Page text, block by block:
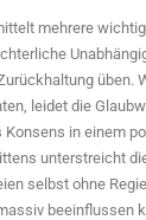
mehrere
üben.
leidet die
in einem
unterstreicht
selbst ohne
beeinflussen